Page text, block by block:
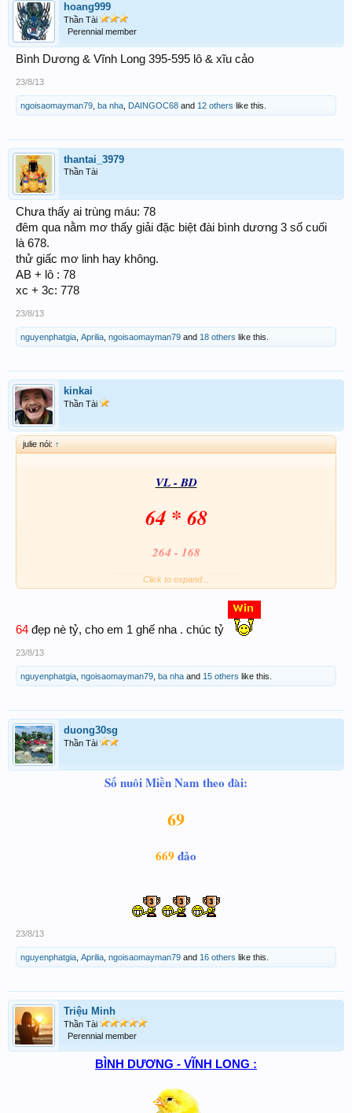
hoang999
Thần Tài
Perennial member
Bình Dương & Vĩnh Long 395-595 lô & xĩu cảo
23/8/13
ngoisaomayman79 ba nha DAINGOC68 and 12 others like this.
thantai_3979
Thần Tài
Chưa thấy ai trùng máu: 78
đêm qua nằm mơ thấy giải đặc biệt đài bình dương 3 số cuối
là 678.
thử giấc mơ linh hay không.
AB + lô : 78
xc + 3c: 778
23/8/13
nguyenphatgia Aprilia ngoisaomayman79 and 18 others like this.
kinkai
Thần Tài
julie nói: ↑
VL - BD
64 * 68
264 - 168
Click to expand...
64 đẹp nè tỷ, cho em 1 ghế nha . chúc tỷ
23/8/13
nguyenphatgia ngoisaomayman79 ba nha and 15 others like this.
duong30sg
Thần Tài
Số nuôi Miền Nam theo đài:
69
669 đảo
23/8/13
nguyenphatgia Aprilia ngoisaomayman79 and 16 others like this.
Triệu Minh
Thần Tài
Perennial member
BÌNH DƯƠNG - VĨNH LONG :